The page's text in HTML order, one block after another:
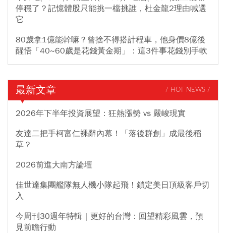
停穩了？記憶體股只能挑一檔挑誰，杜金龍2理由喊選
它
80歲拿1億能幹嘛？曾捨不得搭計程車，他身價8億後
醒悟「40~60歲是花錢黃金期」：這3件事花錢別手軟
最新文章 / HOT NEWS /
2026年下半年投資展望：狂熱漲勢 vs 嚴峻現實
友達二把手柯富仁裸辭內幕！「落後群創」成最後稻
草？
2026前進大南方論壇
佳世達集團艦隊無人機小隊起飛！鎖定美日頂級客戶切
入
今周刊30週年特輯｜更好的台灣：回望精彩風雲，預
見前瞻行動